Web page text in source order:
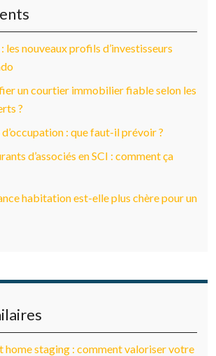
nouveaux profils d’investisseurs
un courtier immobilier fiable selon les
?
: que faut-il prévoir ?
d’associés en SCI : comment ça
habitation est-elle plus chère pour un
home staging : comment valoriser votre